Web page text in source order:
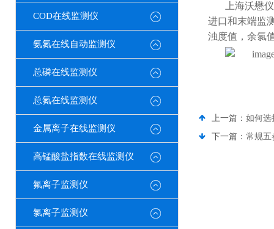
COD在线监测仪
氨氮在线自动监测仪
总磷在线监测仪
总氮在线监测仪
金属离子在线监测仪
高锰酸盐指数在线监测仪
氟离子监测仪
氯离子监测仪
上海沃懋
进口和末端监
浊度值，余氯
上一篇： 如何选
下一篇： 常规五